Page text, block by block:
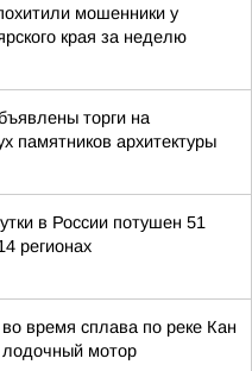
мошенники у
края за неделю
торги на
памятников архитектуры
в России потушен 51
регионах
время сплава по реке Кан
мотор